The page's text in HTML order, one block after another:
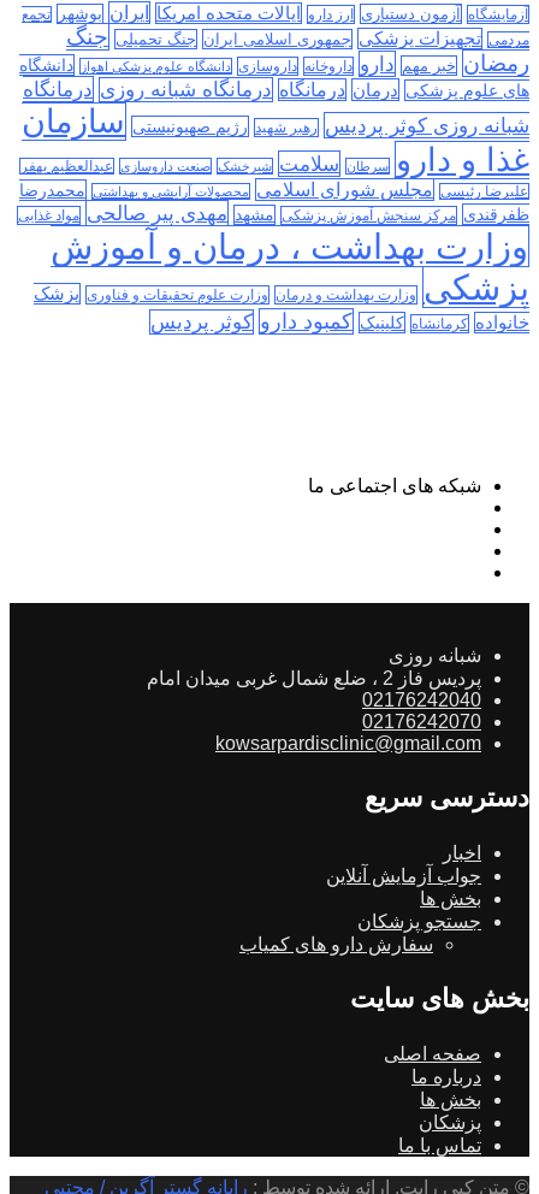
آزمایشگاه آزمون دستیاری ارز دارو ایالات متحده امریکا ایران بوشهر
تجمع
مردمی تجهیزات پزشکی جمهوری اسلامی ایران جنگ تحمیلی جنگ
رمضان خبر مهم دارو داروخانه داروسازی دانشگاه علوم پزشکی اهواز
دانشگاه
های علوم پزشکی درمان درمانگاه درمانگاه شبانه روزی درمانگاه
شبانه روزی کوثر پردیس رهبر شهید رژیم صهیونیستی سازمان
غذا و دارو
سرطان سلامت شیرخشک صنعت داروسازی عبدالعظیم بهفر
علیرضا رئیسی مجلس شورای اسلامی محصولات آرایشی و بهداشتی محمدرضا
ظفرقندی مرکز سنجش آموزش پزشکی مشهد مهدی پیر صالحی مواد غذایی
وزارت بهداشت ، درمان و آموزش
پزشکی وزارت بهداشت و درمان وزارت علوم تحقیقات و فناوری پزشک
خانواده کرمانشاه کلینیک کمبود دارو کوثر پردیس
شبکه های اجتماعی ما
شبانه روزی
پردیس فاز 2 ، ضلع شمال غربی میدان امام
02176242040
02176242070
kowsarpardisclinic@gmail.com
دسترسی سریع
اخبار
جواب آزمایش آنلاین
بخش ها
جستجو پزشکان
سفارش دارو های کمیاب
بخش های سایت
صفحه اصلی
درباره ما
بخش ها
پزشکان
تماس با ما
© متن کپی رایت. ارائه شده توسط : رایانه گستر آگرین / مجتبی